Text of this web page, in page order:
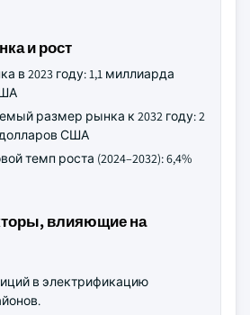
и рост
в 2023 году: 1,1 миллиарда
размер рынка к 2032 году: 2
США
темп роста (2024–2032): 6,4%
влияющие на
в электрификацию